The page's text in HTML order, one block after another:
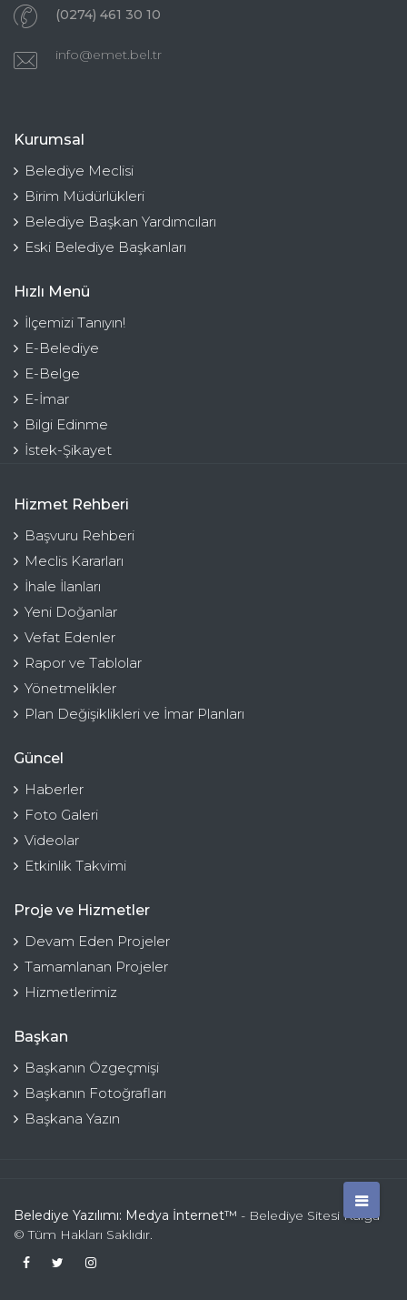
(0274) 461 30 10
info@emet.bel.tr
Kurumsal
Belediye Meclisi
Birim Müdürlükleri
Belediye Başkan Yardımcıları
Eski Belediye Başkanları
Hızlı Menü
İlçemizi Tanıyın!
E-Belediye
E-Belge
E-İmar
Bilgi Edinme
İstek-Şikayet
Hizmet Rehberi
Başvuru Rehberi
Meclis Kararları
İhale İlanları
Yeni Doğanlar
Vefat Edenler
Rapor ve Tablolar
Yönetmelikler
Plan Değişiklikleri ve İmar Planları
Güncel
Haberler
Foto Galeri
Videolar
Etkinlik Takvimi
Proje ve Hizmetler
Devam Eden Projeler
Tamamlanan Projeler
Hizmetlerimiz
Başkan
Başkanın Özgeçmişi
Başkanın Fotoğrafları
Başkana Yazın
Belediye Yazılımı: Medya İnternet™ - Belediye Sitesi Kulga
© Tüm Hakları Saklıdır.